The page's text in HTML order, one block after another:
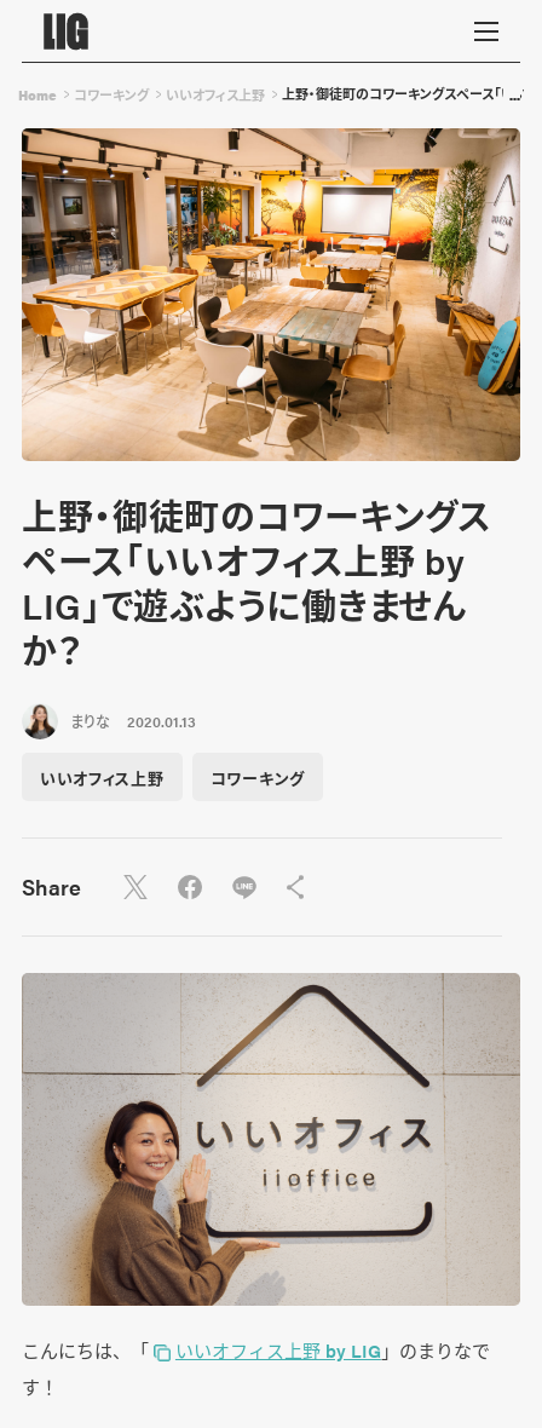
Home コワーキング いいオフィス上野 上野・御徒町のコワーキングスペース「いい
上野・御徒町のコワーキングス
ペース「いいオフィス上野 by
LIG」で遊ぶように働きません
か？
まりな 2020.01.13
いいオフィス上野 コワーキング
Share
こんにちは、「 いいオフィス上野 by LIG 」のまりなで
す！